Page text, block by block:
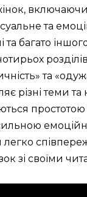
включаючи
та
та багато
та
різні теми та
зі своїми